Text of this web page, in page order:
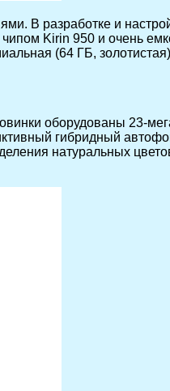
В разработке и
Kirin 950 и очень
(64 ГБ,
оборудованы 23-
гибридный
натуральных